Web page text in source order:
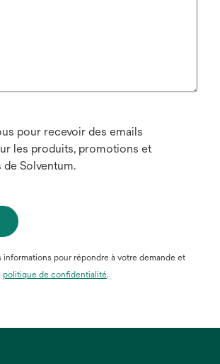
pour recevoir des emails
les produits, promotions et
de Solventum.
informations pour répondre à votre demande et
politique de confidentialité.